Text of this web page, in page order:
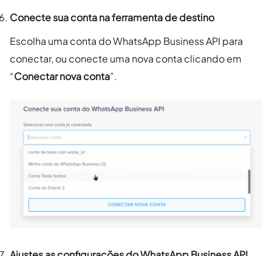
Conecte sua conta na ferramenta de destino
Escolha uma conta do WhatsApp Business API para
conectar, ou conecte uma nova conta clicando em
“Conectar nova conta”.